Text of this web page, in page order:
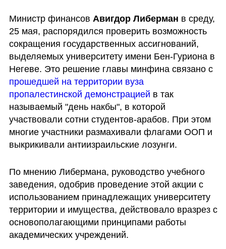
Министр финансов Авигдор Либерман в среду,
25 мая, распорядился проверить возможность
сокращения государственных ассигнований,
выделяемых университету имени Бен-Гуриона в
Негеве. Это решение главы минфина связано с
прошедшей на территории вуза
пропалестинской демонстрацией в так
называемый "день накбы", в которой
участвовали сотни студентов-арабов. При этом
многие участники размахивали флагами ООП и
выкрикивали антиизраильские лозунги.
По мнению Либермана, руководство учебного
заведения, одобрив проведение этой акции с
использованием принадлежащих университету
территории и имущества, действовало вразрез с
основополагающими принципами работы
академических учреждений.